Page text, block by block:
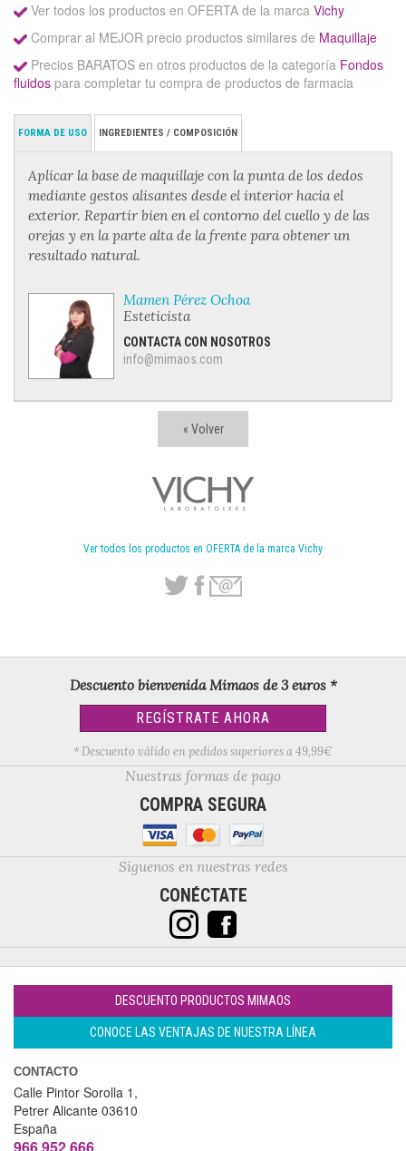
« Volver
Ver todos los productos en OFERTA de la marca Vichy
Ver todos los productos en OFERTA de la marca Vichy
Comprar al MEJOR precio productos similares de Maquillaje
Precios BARATOS en otros productos de la categoría Fondos
fluidos para completar tu compra de productos de farmacia
FORMA DE USO INGREDIENTES / COMPOSICIÓN
Aplicar la base de maquillaje con la punta de los dedos
mediante gestos alisantes desde el interior hacia el
exterior. Repartir bien en el contorno del cuello y de las
orejas y en la parte alta de la frente para obtener un
resultado natural.
Mamen Pérez Ochoa
Esteticista
CONTACTA CON NOSOTROS
info@mimaos.com
Descuento bienvenida Mimaos de 3 euros *
REGÍSTRATE AHORA
* Descuento válido en pedidos superiores a 49,99€
Nuestras formas de pago
COMPRA SEGURA
Síguenos en nuestras redes
CONÉCTATE
DESCUENTO PRODUCTOS MIMAOS
CONOCE LAS VENTAJAS DE NUESTRA LÍNEA
CONTACTO
Calle Pintor Sorolla 1,
Petrer Alicante 03610
España
966 952 666